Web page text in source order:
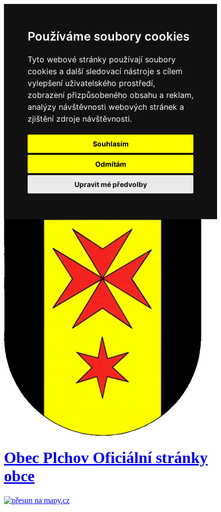
Používáme soubory cookies
Tyto webové stránky používají soubory
cookies a další sledovací nástroje s cílem
vylepšení uživatelského prostředí,
zobrazení přizpůsobeného obsahu a reklam,
analýzy návštěvnosti webových stránek a
zjištění zdroje návštěvnosti.
Souhlasím
Odmítám
Upravit mé předvolby
Obec Plchov Oficiální stránky
obce